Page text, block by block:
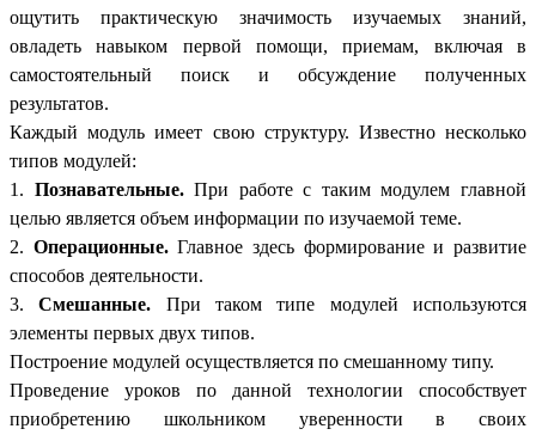
ощутить практическую значимость изучаемых знаний,
овладеть навыком первой помощи, приемам, включая в
самостоятельный поиск и обсуждение полученных
результатов.
Каждый модуль имеет свою структуру. Известно несколько
типов модулей:
1. Познавательные.При работе с таким модулем главной
целью является объем информации по изучаемой теме.
2. Операционные.Главное здесь формирование и развитие
способов деятельности.
3.Смешанные. При таком типе модулей используются
элементы первых двух типов.
Построение модулей осуществляется по смешанному типу.
Проведение уроков по данной технологии способствует
приобретению школьником уверенности в своих